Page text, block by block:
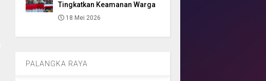
Tingkatkan Keamanan Warga
18 Mei 2026
PALANGKA RAYA